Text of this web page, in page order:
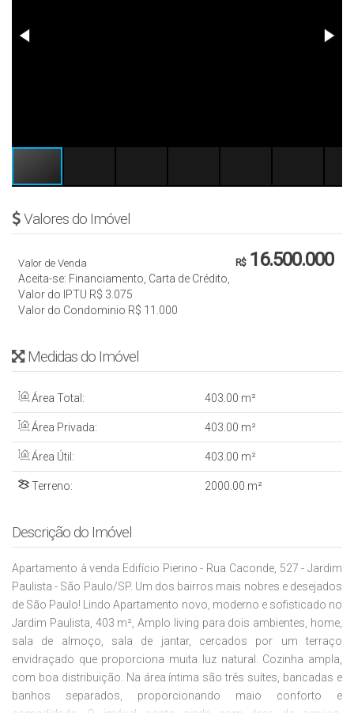
Valores do Imóvel
R$16.500.000
Valor de Venda
Aceita-se: Financiamento, Carta de Crédito,
Valor do IPTU R$ 3.075
Valor do Condominio R$ 11.000
Medidas do Imóvel
Área Total: 403.00 m²
Área Privada: 403.00 m²
Área Útil: 403.00 m²
Terreno: 2000.00 m²
Descrição do Imóvel
Apartamento à venda Edifício Pierino - Rua Caconde, 527 - Jardim
Paulista - São Paulo/SP. Um dos bairros mais nobres e desejados
de São Paulo! Lindo Apartamento novo, moderno e sofisticado no
Jardim Paulista, 403 m², Amplo living para dois ambientes, home,
sala de almoço, sala de jantar, cercados por um terraço
envidraçado que proporciona muita luz natural. Cozinha ampla,
com boa distribuição. Na área íntima são três suítes, bancadas e
banhos separados, proporcionando maio conforto e